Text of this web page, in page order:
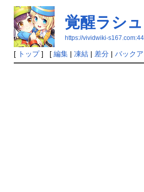
覚醒ラシ
https://vividwiki-
[ トップ] [ 編集| 凍結| 差分| バック